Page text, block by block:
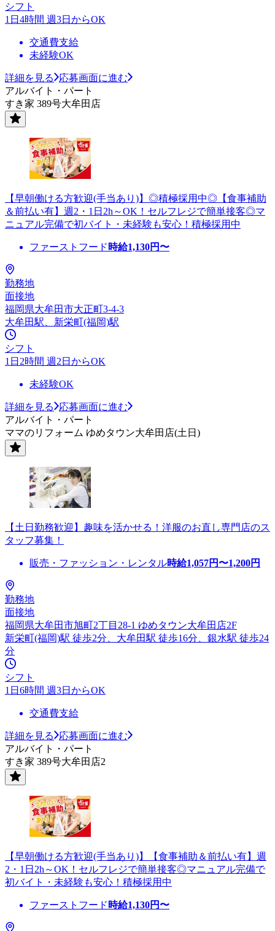
シフト
1日4時間 週3日からOK
交通費支給
未経験OK
詳細を見る
応募画面に進む
アルバイト・パート
すき家 389号大牟田店
【早朝働ける方歓迎(手当あり)】◎積極採用中◎【食事補助
＆前払い有】週2・1日2h～OK！セルフレジで簡単接客◎マ
ニュアル完備で初バイト・未経験も安心！積極採用中
ファーストフード 時給1,130円〜
勤務地
面接地
福岡県大牟田市大正町3-4-3
大牟田駅、新栄町(福岡)駅
シフト
1日2時間 週2日からOK
未経験OK
詳細を見る
応募画面に進む
アルバイト・パート
ママのリフォーム ゆめタウン大牟田店(土日)
【土日勤務歓迎】趣味を活かせる！洋服のお直し専門店のス
タッフ募集！
販売・ファッション・レンタル時給1,057円〜1,200円
勤務地
面接地
福岡県大牟田市旭町2丁目28-1 ゆめタウン大牟田店2F
新栄町(福岡)駅 徒歩2分、大牟田駅 徒歩16分、銀水駅 徒歩24
分
シフト
1日6時間 週3日からOK
交通費支給
詳細を見る
応募画面に進む
アルバイト・パート
すき家 389号大牟田店2
【早朝働ける方歓迎(手当あり)】【食事補助＆前払い有】週
2・1日2h～OK！セルフレジで簡単接客◎マニュアル完備で
初バイト・未経験も安心！積極採用中
ファーストフード 時給1,130円〜